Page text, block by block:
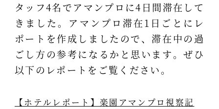
タッフ4名でアマンプロに4日間滞在して
きました。アマンプロ滞在1日ごとにレ
ポートを作成しましたので、滞在中の過
ごし方の参考になるかと思います。ぜひ
以下のレポートをご覧ください。
【ホテルレポート】楽園アマンプロ視察記